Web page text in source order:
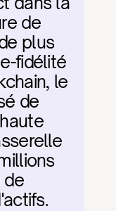
de
plus
fidélité
le
de
de